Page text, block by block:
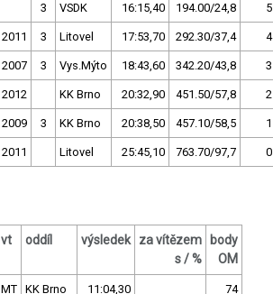
3 VSDK 16:15,40 194.00/24,8 5
2011 3 Litovel 17:53,70 292.30/37,4 4
2007 3 Vys.Mýto 18:43,60 342.20/43,8 3
2012 KK Brno 20:32,90 451.50/57,8 2
2009 3 KK Brno 20:38,50 457.10/58,5 1
2011 Litovel 25:45,10 763.70/97,7 0
vt oddíl výsledek
za vítězem
s / %
body
OM
MT KK Brno 11:04,30 74